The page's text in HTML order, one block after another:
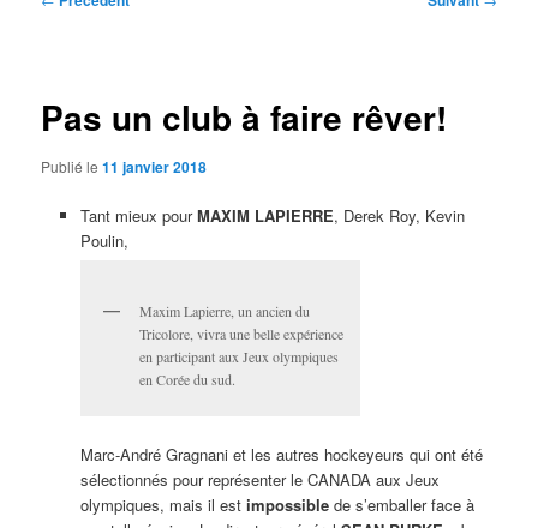
Pas un club à faire rêver!
Publié le11 janvier 2018
Tant mieux pourMAXIM LAPIERRE, Derek Roy, Kevin
Poulin,
Maxim Lapierre, un ancien du
Tricolore, vivra une belle expérience
en participant aux Jeux olympiques
en Corée du sud.
Marc-André Gragnani et les autres hockeyeurs qui ont été
sélectionnés pour représenter le CANADA aux Jeux
olympiques, mais il est impossiblede s’emballer face à